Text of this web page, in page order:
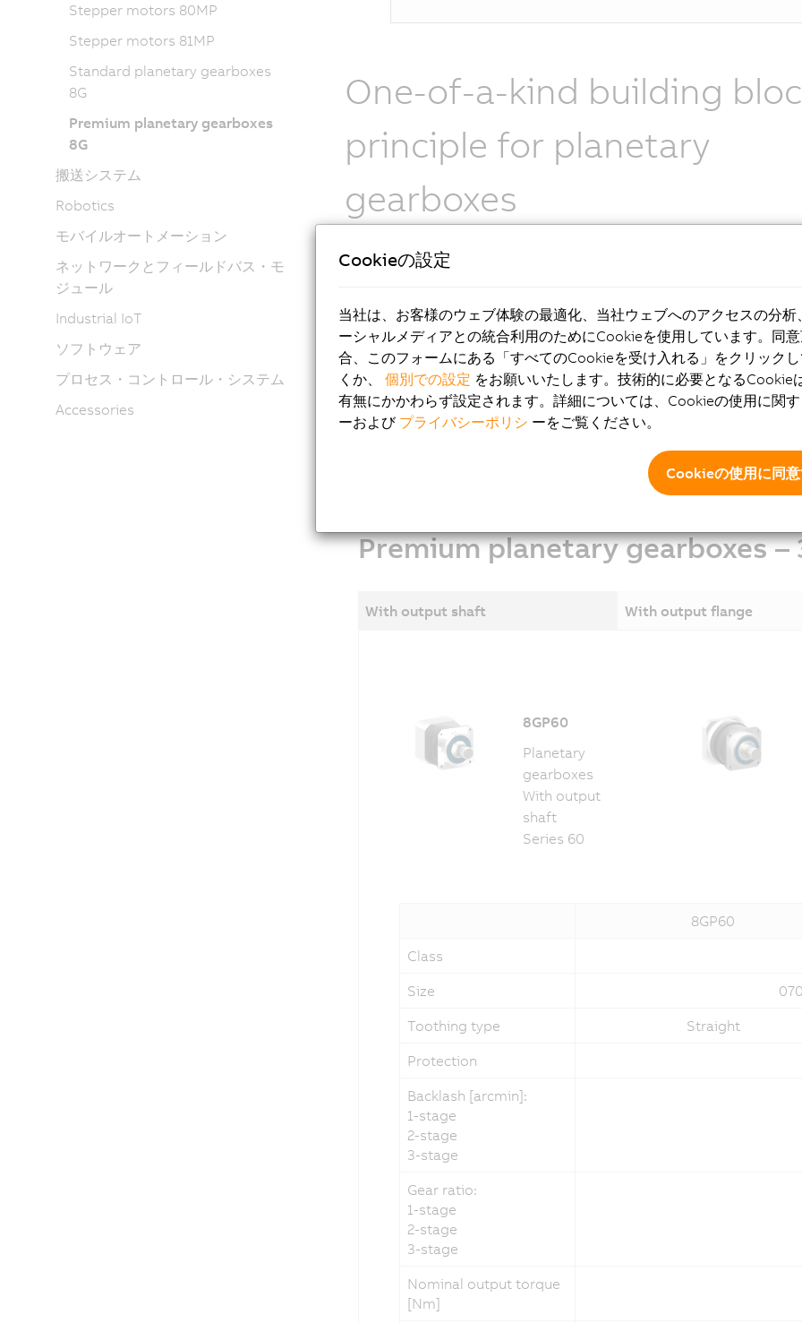
One-of-a-kind building
principle for planetary
gearboxes
have ≤8 - ≤15 arcmin backlash. In addition, these gearboxes are also
series provides backlash ≤ 1 arcmin as an option paired with high
torques. B&R gearboxes from the standard series give you the
choose between all output geometries established on the market in
coaxial planetary gearboxes.
This enables B&R to supply gearboxes for existing applications
to make changes to the machine.
Premium planetary gearboxes –
With output shaft With output flange
8GP60
Planetary
gearboxes
With output
shaft
Series 60
8GP60
Class
Size
Toothing type
Straight
Protection
Backlash [arcmin]:
1-stage
2-stage
3-stage
Gear ratio:
1-stage
2-stage
3-stage
Nominal output torque
[Nm]
Stepper motors 80MP
Stepper motors 81MP
Standard planetary gearboxes
8G
Premium planetary gearboxes
8G
搬送システム
Robotics
モバイルオートメーション
ネットワークとフィールドバス・モ
ジュール
Industrial IoT
ソフトウェア
プロセス・コントロール・システム
Accessories
Cookieの設定
当社は、お客様のウェブ体験の最適化、当社ウェブへのアクセスの分析
ーシャルメディアとの統合利用のためにCookieを使用しています。同
合、このフォームにある「すべてのCookieを受け入れる」をクリック
くか、 個別での設定 をお願いいたします。技術的に必要となるCookie
有無にかかわらず設定されます。詳細については、Cookieの使用に関
ーおよび プライバシーポリシ ーをご覧ください。
Cookieの使用に同